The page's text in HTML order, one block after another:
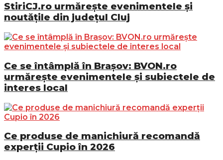
StiriCJ.ro urmărește evenimentele și
noutățile din județul Cluj
Ce se întâmplă în Brașov: BVON.ro
urmărește evenimentele și subiectele de
interes local
Ce produse de manichiură recomandă
experții Cupio în 2026